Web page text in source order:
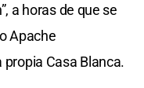
a horas de que se
Apache
Casa Blanca.